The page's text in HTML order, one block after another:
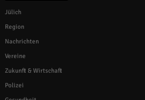
Jülich
Region
Nachrichten
Vereine
Zukunft & Wirtschaft
Polizei